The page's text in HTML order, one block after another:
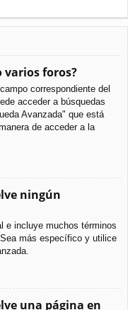
varios foros?
correspondiente del
acceder a búsquedas
Avanzada" que está
de acceder a la
ningún
e incluye muchos términos
más específico y utilice
una página en